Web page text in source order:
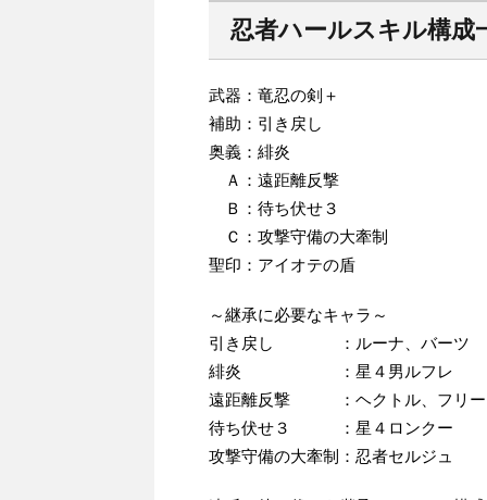
忍者ハールスキル構成
武器：竜忍の剣＋
補助：引き戻し
奥義：緋炎
Ａ：遠距離反撃
Ｂ：待ち伏せ３
Ｃ：攻撃守備の大牽制
聖印：アイオテの盾
～継承に必要なキャラ～
引き戻し ：ルーナ、バーツ
緋炎 ：星４男ルフレ
遠距離反撃 ：ヘクトル、フリー
待ち伏せ３ ：星４ロンクー
攻撃守備の大牽制：忍者セルジュ